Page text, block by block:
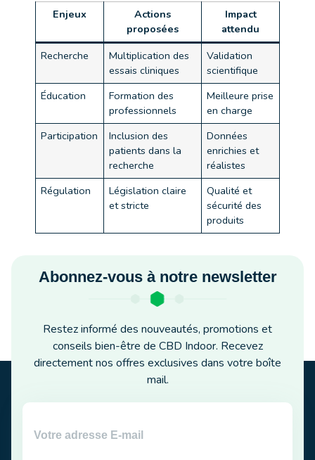
Enjeux
Actions
proposées
Impact
attendu
Recherche
Multiplication des
essais cliniques
Validation
scientifique
Éducation
Formation des
professionnels
Meilleure prise
en charge
Participation
Inclusion des
patients dans la
recherche
Données
enrichies et
réalistes
Régulation
Législation claire
et stricte
Qualité et
sécurité des
produits
Abonnez-vous à notre newsletter
Restez informé des nouveautés, promotions et
conseils bien-être de CBD Indoor. Recevez
directement nos offres exclusives dans votre boîte
mail.